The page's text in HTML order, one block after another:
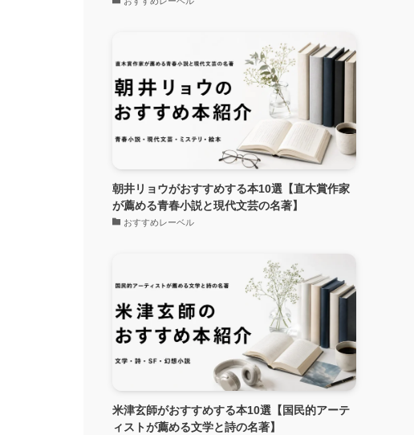
朝井リョウがおすすめする本10選【直木賞作家
が薦める青春小説と現代文芸の名著】
おすすめレーベル
米津玄師がおすすめする本10選【国民的アーテ
ィストが薦める文学と詩の名著】